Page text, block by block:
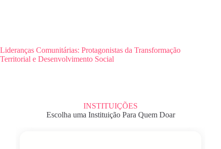
Lideranças Comunitárias: Protagonistas da Transformação
Territorial e Desenvolvimento Social
INSTITUIÇÕES
Escolha uma Instituição Para Quem Doar